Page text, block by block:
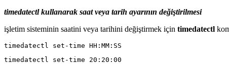
timedatectl kullanarak saat veya tarih ayarının değiştirilmesi
işletim sisteminin saatini veya tarihini değiştirmek için timedatectl